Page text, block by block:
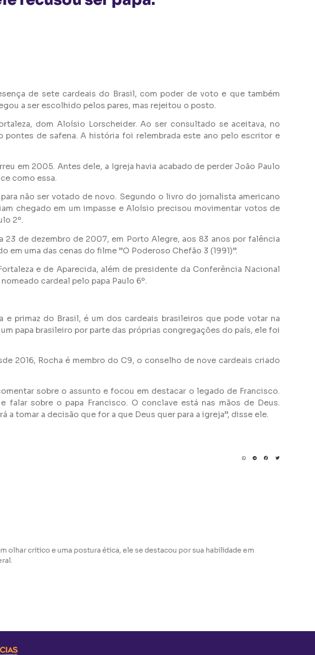
de sete cardeais do Brasil, com poder de voto e que também
a ser escolhido pelos pares, mas rejeitou o posto.
dom Aloísio Lorscheider. Ao ser consultado se aceitava, no
de safena. A história foi relembrada este ano pelo escritor e
em 2005. Antes dele, a Igreja havia acabado de perder João Paulo
como essa.
não ser votado de novo. Segundo o livro do jornalista americano
chegado em um impasse e Aloísio precisou movimentar votos de
2º.
de dezembro de 2007, em Porto Alegre, aos 83 anos por falência
uma das cenas do filme ”O Poderoso Chefão 3 (1991)”.
e de Aparecida, além de presidente da Conferência Nacional
cardeal pelo papa Paulo 6º.
primaz do Brasil, é um dos cardeais brasileiros que pode votar na
papa brasileiro por parte das próprias congregações do país, ele foi
2016, Rocha é membro do C9, o conselho de nove cardeais criado
sobre o assunto e focou em destacar o legado de Francisco.
sobre o papa Francisco. O conclave está nas mãos de Deus.
tomar a decisão que for a que Deus quer para a igreja”, disse ele.
olhar crítico e uma postura ética, ele se destacou por sua habilidade em